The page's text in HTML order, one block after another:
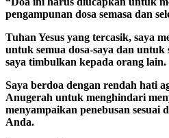
pengampunan dosa semasa dan
Tuhan Yesus yang tercasik, saya
untuk semua dosa-saya dan untuk
saya timbulkan kepada orang lain.
Saya berdoa dengan rendah hati
Anugerah untuk menghindari
menyampaikan penebusan sesuai
Anda.